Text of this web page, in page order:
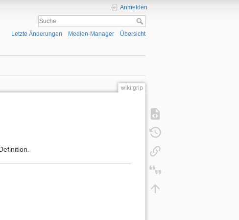
Anmelden
Letzte Änderungen Medien-Manager Übersicht
wiki:grip